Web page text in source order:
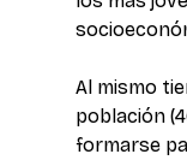
Al mismo
población
formarse